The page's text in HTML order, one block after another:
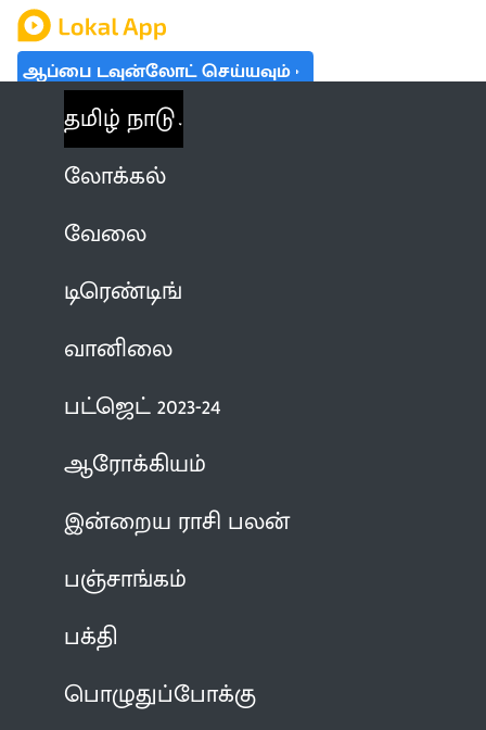
ஆப்பை டவுன்லோட் செய்யவும்
தமிழ் நாடு
லோக்கல்
வேலை
டிரெண்டிங்
வானிலை
பட்ஜெட் 2023-24
ஆரோக்கியம்
இன்றைய ராசி பலன்
பஞ்சாங்கம்
பக்தி
பொழுதுப்போக்கு